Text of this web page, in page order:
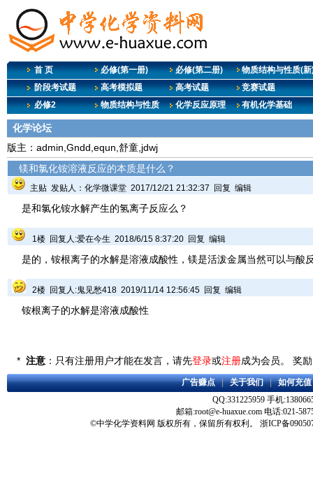
首 页 必修(第一册) 必修(第二册)
物质结构与性质(新
阶段考试题
高考模拟题 高考试题
竞赛试题
必修2
物质结构与性质 化学反应原理 有机化学基础
化学论坛
版主：admin,Gndd,equn,舒童,jdwj
镁和氯化铵溶液反应的本质是什么？
主贴 发贴人： 化学微课堂 2017/12/21 21:32:37 回复 编辑
是和氯化铵水解产生的氢离子反应么？
1楼 回复人:爱在今生 2018/6/15 8:37:20 回复 编辑
是的，铵根离子的水解是溶液成酸性，镁是活泼金属当然可以与酸
2楼 回复人:鬼见愁418 2019/11/14 12:56:45 回复 编辑
铵根离子的水解是溶液成酸性
* 注意 ：只有注册用户才能在发言，请先登录或注册成为会员。 奖
广告赚点|关于我们|如何充值
QQ:331225959 手机
邮箱:root@e-huaxue.com 电话:021-
©中学化学资料网 版权所有，保留所有权利。 浙ICP备